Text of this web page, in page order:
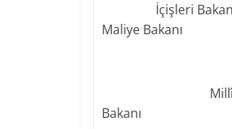
İçişleri
Maliye Bakanı
N.
Millî Eğitim
Bakanı